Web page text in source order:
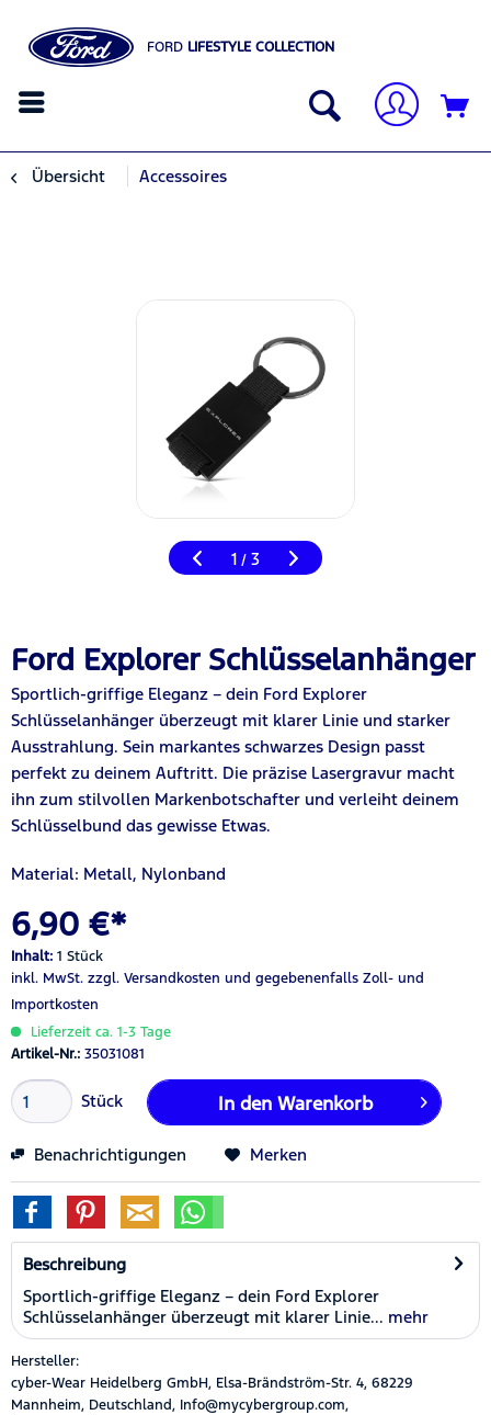
FORD LIFESTYLE COLLECTION
Übersicht Accessoires
1 / 3
Ford Explorer Schlüsselanhänger
Sportlich-griffige Eleganz – dein Ford Explorer
Schlüsselanhänger überzeugt mit klarer Linie und starker
Ausstrahlung. Sein markantes schwarzes Design passt
perfekt zu deinem Auftritt. Die präzise Lasergravur macht
ihn zum stilvollen Markenbotschafter und verleiht deinem
Schlüsselbund das gewisse Etwas.
Material: Metall, Nylonband
6,90 €*
Inhalt: 1 Stück
inkl. MwSt. zzgl. Versandkosten und gegebenenfalls Zoll- und
Importkosten
Lieferzeit ca. 1-3 Tage
Artikel-Nr.: 35031081
Stück In den Warenkorb
Benachrichtigungen Merken
Beschreibung
Sportlich-griffige Eleganz – dein Ford Explorer
Schlüsselanhänger überzeugt mit klarer Linie... mehr
Hersteller:
cyber-Wear Heidelberg GmbH, Elsa-Brändström-Str. 4, 68229
Mannheim, Deutschland, Info@mycybergroup.com,